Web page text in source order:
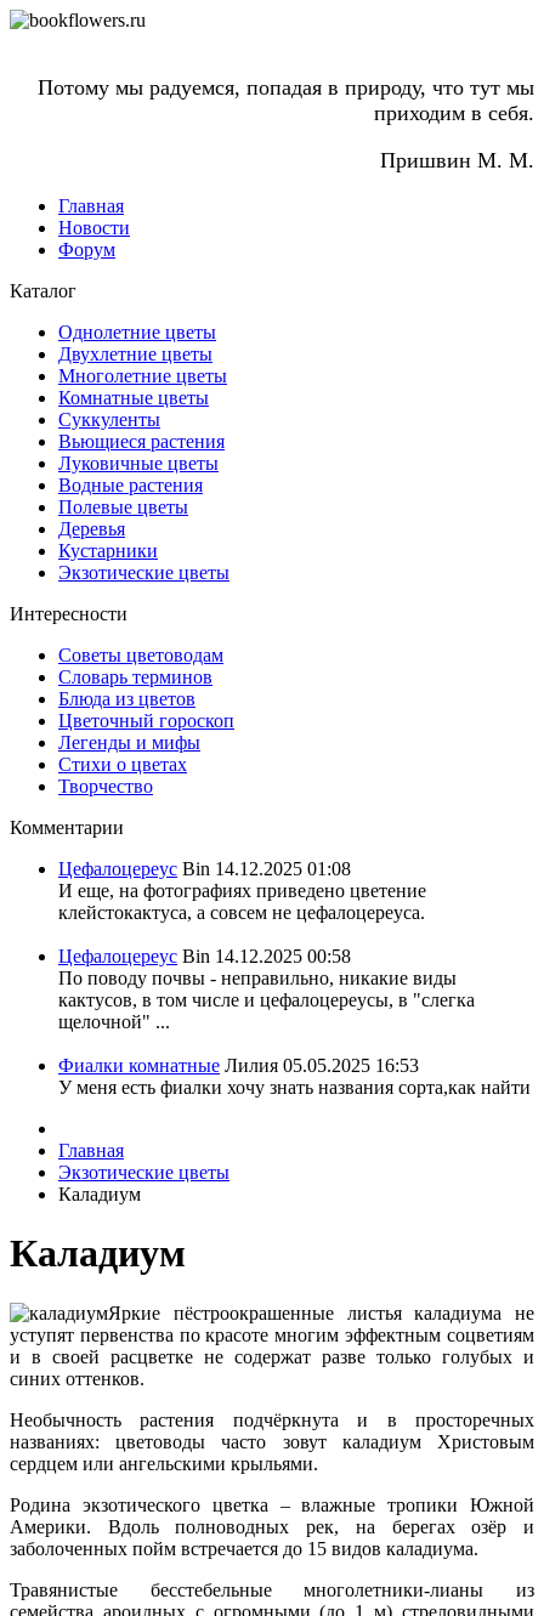
Потому мы радуемся, попадая в природу, что тут мы
приходим в себя.
Пришвин М. М.
Главная
Новости
Форум
Каталог
Однолетние цветы
Двухлетние цветы
Многолетние цветы
Комнатные цветы
Суккуленты
Вьющиеся растения
Луковичные цветы
Водные растения
Полевые цветы
Деревья
Кустарники
Экзотические цветы
Интересности
Советы цветоводам
Словарь терминов
Блюда из цветов
Цветочный гороскоп
Легенды и мифы
Стихи о цветах
Творчество
Комментарии
Цефалоцереус Bin 14.12.2025 01:08
И еще, на фотографиях приведено цветение
клейстокактуса, а совсем не цефалоцереуса.
Цефалоцереус Bin 14.12.2025 00:58
По поводу почвы - неправильно, никакие виды
кактусов, в том числе и цефалоцереусы, в "слегка
щелочной" ...
Фиалки комнатные Лилия 05.05.2025 16:53
У меня есть фиалки хочу знать названия сорта,как найти
Главная
Экзотические цветы
Каладиум
Каладиум
Яркие пёстроокрашенные листья каладиума не
уступят первенства по красоте многим эффектным соцветиям
и в своей расцветке не содержат разве только голубых и
синих оттенков.
Необычность растения подчёркнута и в просторечных
названиях: цветоводы часто зовут каладиум Христовым
сердцем или ангельскими крыльями.
Родина экзотического цветка – влажные тропики Южной
Америки. Вдоль полноводных рек, на берегах озёр и
заболоченных пойм встречается до 15 видов каладиума.
Травянистые бесстебельные многолетники-лианы из
семейства ароидных с огромными (до 1 м) стреловидными